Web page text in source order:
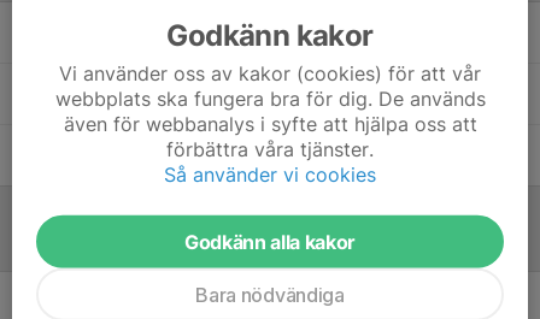
Assisterande Tränare
Magnus LandgrenHuvudtränare
Tommy NilssonMålvaktstränare, Ass Tränare
Referat
Godkänn kakor
Vi använder oss av kakor (cookies) för att vår
webbplats ska fungera bra för dig. De används
även för webbanalys i syfte att hjälpa oss att
förbättra våra tjänster.
Så använder vi cookies
Godkänn alla kakor
Bara nödvändiga